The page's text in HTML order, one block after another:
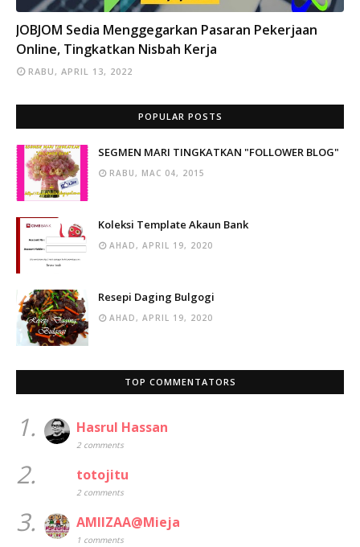
INFO
JOBJOM Sedia Menggegarkan Pasaran Pekerjaan
Online, Tingkatkan Nisbah Kerja
RABU, APRIL 13, 2022
POPULAR POSTS
SEGMEN MARI TINGKATKAN "FOLLOWER BLOG"
RABU, MAC 04, 2015
Koleksi Template Akaun Bank
AHAD, APRIL 19, 2020
Resepi Daging Bulgogi
AHAD, APRIL 19, 2020
TOP COMMENTATORS
1. Hasrul Hassan
2 comments
2. totojitu
2 comments
3. AMIIZAA@Mieja
1 comments